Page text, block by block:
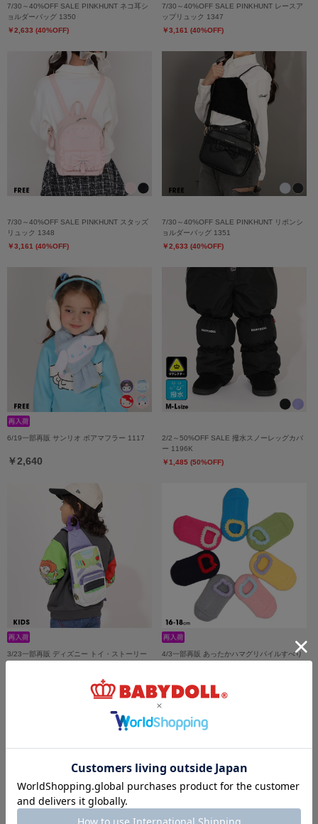
7/30～40%OFF SALE PINKHUNT ネコ耳シ
ョルダーバッグ 1350
￥2,633 (40%OFF)
7/30～40%OFF SALE PINKHUNT レースア
ップリュック 1347
￥3,161 (40%OFF)
7/30～40%OFF SALE PINKHUNT スタッズ
リュック 1348
￥3,161 (40%OFF)
7/30～40%OFF SALE PINKHUNT リボンシ
ョルダーバッグ 1351
￥2,633 (40%OFF)
6/19一部再販 サンリオ ボアマフラー 1117
￥2,640
2/2～50%OFF SALE 撥水スノーレッグカバ
ー 1196K
￥1,485 (50%OFF)
3/23一部再販 ディズニー トイ・ストーリー
4/3一部再販 あったかハマグリパイルすべり
￥1,100